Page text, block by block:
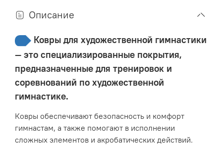
Ковер профессиональный соревновательный
сильному скольжению, что позволяет спортсменам
ощущать себя максимально свободно во время
выполнения упражнений.
Безопасность -Не оставляет ожогов на коже, подходит
для выполнения сложных акробатических элементов.
Удобство -Мягкая поверхность и высокая плотность
ворса обеспечивают комфорт во время занятий.
Износостойкость -
Изготовлен с применением
высококачественных материалов, что гарантирует
Описание
Ковры для художественной гимнастики
— это специализированные покрытия,
предназначенные для тренировок и
соревнований по художественной
гимнастике.
Ковры обеспечивают безопасность и комфорт
гимнастам, а также помогают в исполнении
сложных элементов и акробатических действий.